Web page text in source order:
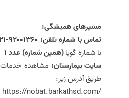
مسیرهای همیشگی:
تماس با شماره تلفن: ۹۲۰۰۱۳۶۰-۰۲۱
با شماره گویا (همین شماره) عدد ۱
سایت بیمارستان: مشاهده خدمات
طریق آدرس زیر:
https://nobat.barkathsd.com/